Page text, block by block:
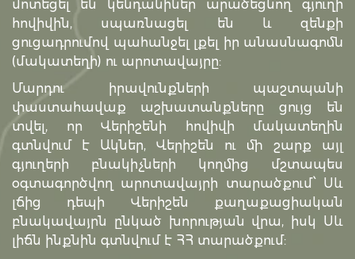
մոտեցել են կենդանիներ արածեցնող գյուղի
հովիվին, սպառնացել են և զենքի
ցուցադրումով պահանջել լքել իր անասնագոմն
(մակատեղի) ու արոտավայրը:
Մարդու իրավունքների պաշտպանի
փաստահավաք աշխատանքները ցույց են
տվել, որ Վերիշենի հովիվի մակատեղին
գտնվում է Ակներ, Վերիշեն ու մի շարք այլ
գյուղերի բնակիչների կողմից մշտապես
օգտագործվող արոտավայրի տարածքում՝ Սև
լճից դեպի Վերիշեն քաղաքացիական
բնակավայրն ընկած խորության վրա, իսկ Սև
լիճն ինքնին գտնվում է ՀՀ տարածքում: